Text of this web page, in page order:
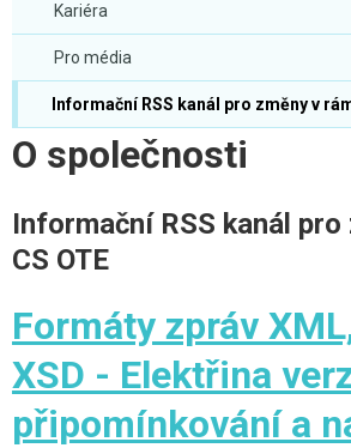
Kariéra
Pro média
Informační RSS kanál pro změny v
O společnosti
Informační RSS kanál pro
CS OTE
Formáty zpráv
XSD - Elektřina
připomínkování a